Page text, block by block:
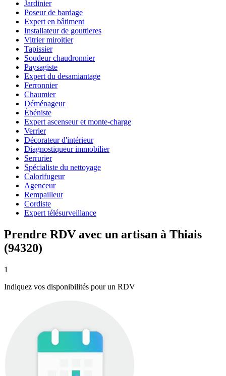
Jardinier
Poseur de bardage
Expert en bâtiment
Installateur de gouttieres
Vitrier miroitier
Tapissier
Soudeur chaudronnier
Paysagiste
Expert du desamiantage
Ferronnier
Chaumier
Déménageur
Ébéniste
Expert ascenseur et monte-charge
Verrier
Décorateur d'intérieur
Diagnostiqueur immobilier
Serrurier
Spécialiste du nettoyage
Calorifugeur
Agenceur
Rempailleur
Cordiste
Expert télésurveillance
Prendre RDV avec un artisan à Thiais
(94320)
1
Indiquez vos disponibilités pour un RDV